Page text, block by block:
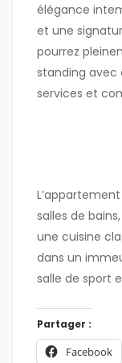
élégance
et une
pourrez
standing avec
services et
salles de
une cuisine
dans un
salle de sport
Partager :
Facebook